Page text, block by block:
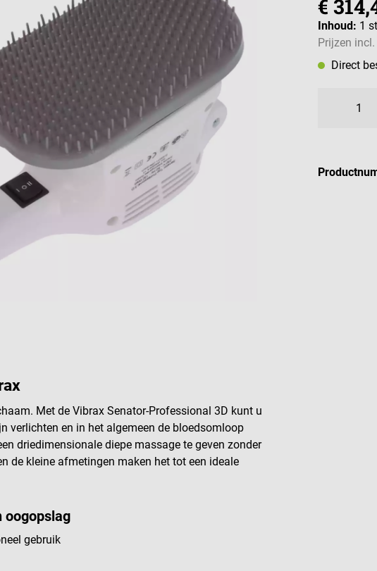
€
Inhoud: 1
Prijzen
Direct
Met de Vibrax Senator-Professional 3D kunt u
verlichten en in het algemeen de bloedsomloop
driedimensionale diepe massage te geven zonder
de kleine afmetingen maken het tot een ideale
oogopslag
gebruik